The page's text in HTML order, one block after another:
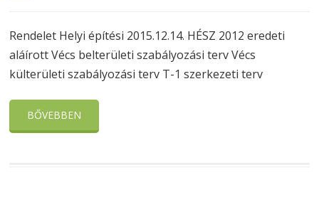
Rendelet Helyi építési 2015.12.14. HÉSZ 2012 eredeti
aláírott Vécs belterületi szabályozási terv Vécs
külterületi szabályozási terv T-1 szerkezeti terv
BŐVEBBEN